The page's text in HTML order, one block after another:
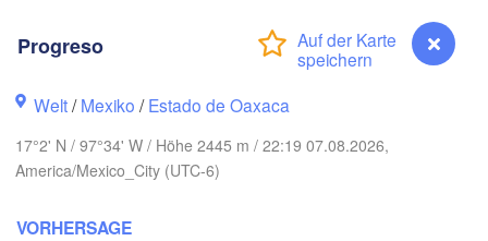
Progreso
Welt/Mexiko /Estado de Oaxaca
17°2' N / 97°34' W / Höhe 2445 m / 22:19 07.08.2026,
America/Mexico_City (UTC-6)
VORHERSAGE
Ciudad Victoria